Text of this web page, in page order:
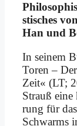
sti­sches
Han und
In sei­nem
To­ren –
Zeit« (LT;
Strauß
rung für
Schwarms